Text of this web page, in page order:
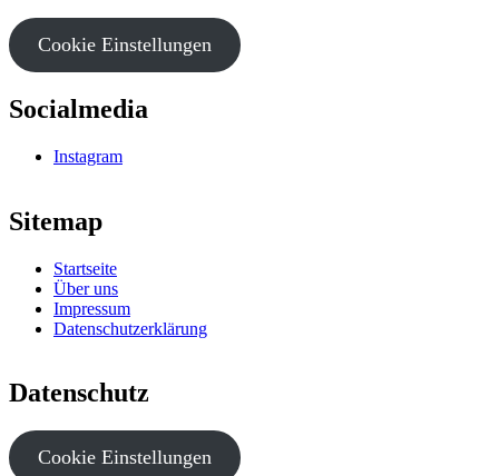
Cookie Einstellungen
Socialmedia
Instagram
Sitemap
Startseite
Über uns
Impressum
Datenschutzerklärung
Datenschutz
Cookie Einstellungen